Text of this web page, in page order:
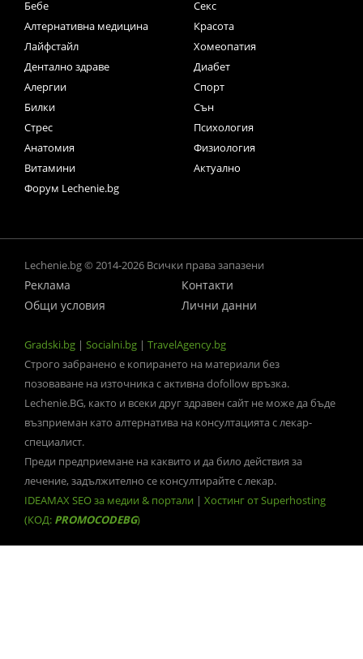
Бебе
Секс
Алтернативна медицина
Красота
Лайфстайл
Хомеопатия
Дентално здраве
Диабет
Алергии
Спорт
Билки
Сън
Стрес
Психология
Анатомия
Физиология
Витамини
Актуално
Форум Lechenie.bg
Lechenie.bg © 2014-2026 Всички права запазени
Реклама
Контакти
Общи условия
Лични данни
Gradski.bg | Socialni.bg | TravelAgency.bg
Строго забранено е копирането на материали без
позоваване на източника с активна dofollow връзка.
Lechenie.BG, както и всеки друг здравен сайт не може да бъде
възприеман като алтернатива на консултацията с лекар-
специалист.
Преди предприемане на каквито и да било действия за
лечение, задължително се консултирайте с лекар.
IDEAMAX SEO за медии & портали | Хостинг от Superhosting
(КОД: PROMOCODEBG)